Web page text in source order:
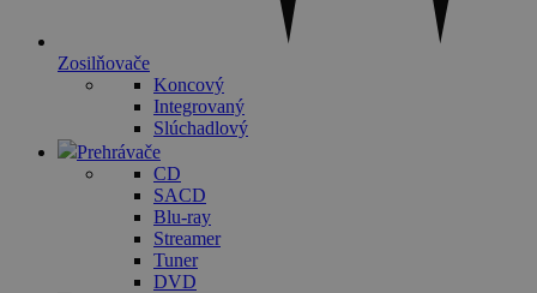
Zosilňovače
Koncový
Integrovaný
Slúchadlový
Prehrávače
CD
SACD
Blu-ray
Streamer
Tuner
DVD